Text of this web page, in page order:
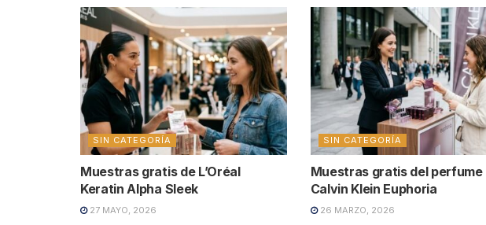
SIN CATEGORÍA
Muestras gratis de L’Oréal
Keratin Alpha Sleek
27 MAYO, 2026
SIN CATEGORÍA
Muestras gratis del perfume
Calvin Klein Euphoria
26 MARZO, 2026